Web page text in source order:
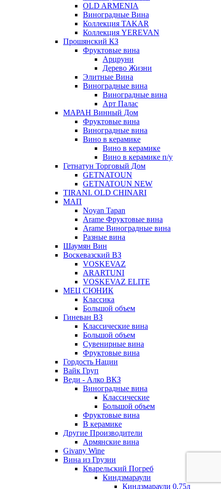
OLD ARMENIA
Виноградные Вина
Коллекция TAKAR
Коллекция YEREVAN
Прошянский КЗ
Фруктовые вина
Арцруни
Дерево Жизни
Элитные Вина
Виноградные вина
Виноградные вина
Арт Палас
МАРАН Винный Дом
Фруктовые вина
Виноградные вина
Вино в керамике
Вино в керамике
Вино в керамике п/у
Гетнатун Торговый Дом
GETNATOUN
GETNATOUN NEW
TIRANI. OLD CHINARI
МАП
Noyan Tapan
Arame Фруктовые вина
Arame Виноградные вина
Разные вина
Шаумян Вин
Воскевазский ВЗ
VOSKEVAZ
ARARTUNI
VOSKEVAZ ELITE
МЕЦ СЮНИК
Классика
Большой объем
Гиневан ВЗ
Классические вина
Большой объем
Сувенирные вина
Фруктовые вина
Гордость Нации
Вайк Груп
Веди - Алко ВКЗ
Виноградные вина
Классические
Большой объем
Фруктовые вина
В керамике
Другие Производители
Армянские вина
Givany Wine
Вина из Грузии
Кварельский Погреб
Киндзмараули
Киндзмараули 0,75л